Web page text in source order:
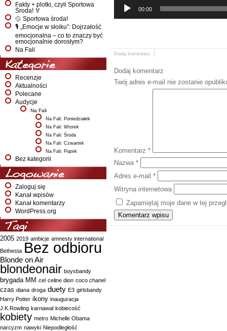
Fakty + plotki, czyli Sportowa
Środa! 🏅
🥎 Sportowa środa!
🎙️ „Emocje w słoiku”: Dojrzałość
emocjonalna – co to znaczy być
emocjonalnie dorosłym?
Na Fali
Kategorie
Recenzje
Aktualności
Polecane
Audycje
Na Fali
Na Fali: Poniedziałek
Na Fali: Wtorek
Na Fali: Środa
Na Fali: Czwartek
Na Fali: Piątek
Bez kategorii
Logowanie
Zaloguj się
Kanał wpisów
Kanał komentarzy
WordPress.org
Tagi
2005 2019 ambicje amnesty international
Bethesta Bez odbioru
Blonde on Air
blondeonair boysbandy
brygada MM cel celine dion coco chanel
czas diana droga duety E3 girlsbandy
Harry Potter ikony inauguracja
J.K.Rowling karnawał kobiecość
kobiety metro Michelle Obama
narcyzm nawyki Niepodległość
00:00
Dodaj komentarz
Dodaj komentarz
Twój adres e-mail nie zostanie
Komentarz *
Nazwa *
Adres e-mail *
Witryna internetowa
Zapamiętaj moje dane w tej